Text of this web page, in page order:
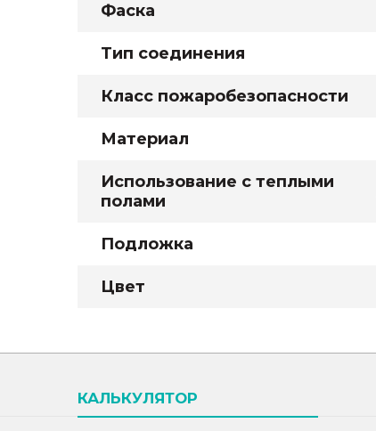
Фаска
Тип соединения
Класс пожаробезопасности
Материал
Использование с теплыми
полами
Подложка
Цвет
КАЛЬКУЛЯТОР